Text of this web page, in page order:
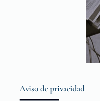
Aviso de privacidad